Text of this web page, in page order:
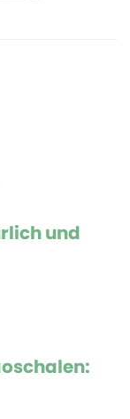
und
Pflanzungen
mit